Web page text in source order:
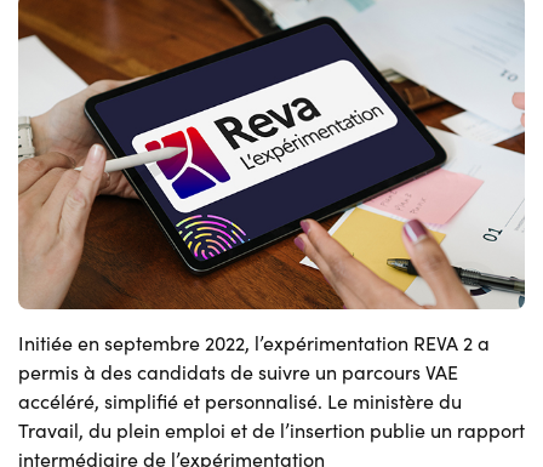
Initiée en septembre 2022, l’expérimentation REVA 2 a
permis à des candidats de suivre un parcours VAE
accéléré, simplifié et personnalisé. Le ministère du
Travail, du plein emploi et de l’insertion publie un rapport
intermédiaire de l’expérimentation